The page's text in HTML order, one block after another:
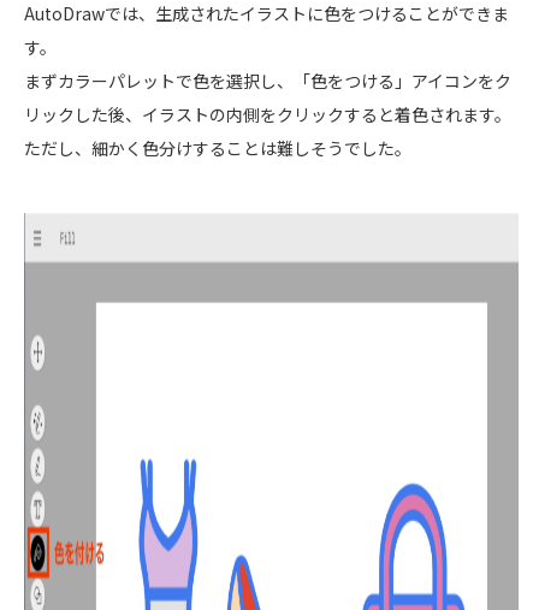
AutoDrawでは、生成されたイラストに色をつけることができま
す。
まずカラーパレットで色を選択し、「色をつける」アイコンをク
リックした後、イラストの内側をクリックすると着色されます。
ただし、細かく色分けすることは難しそうでした。